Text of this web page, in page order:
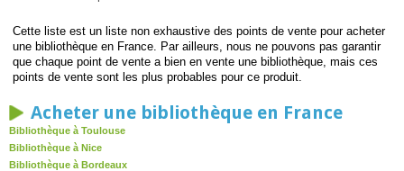
Cette liste est un liste non exhaustive des points de vente pour acheter
une bibliothèque en France. Par ailleurs, nous ne pouvons pas garantir
que chaque point de vente a bien en vente une bibliothèque, mais ces
points de vente sont les plus probables pour ce produit.
Acheter une bibliothèque en France
Bibliothèque à Toulouse
Bibliothèque à Nice
Bibliothèque à Bordeaux